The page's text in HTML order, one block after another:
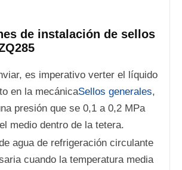
de instalación de sellos
es imperativo verter el líquido
en la mecánicaSellos generales,
presión que se 0,1 a 0,2 MPa
medio dentro de la tetera.
agua de refrigeración circulante
cuando la temperatura media